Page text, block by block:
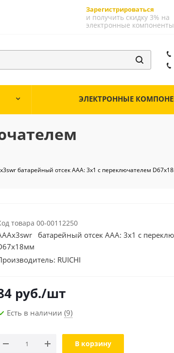
Зарегистрироваться
и получить скидку 3% на
электронные компоненты
ЭЛЕКТРОННЫЕ
батарейный отсек AAA: 3х1 с переключателем
товара 00-00112250
батарейный отсек AAA: 3х1 с
RUICHI
руб./шт
Есть в наличии (9)
В корзину